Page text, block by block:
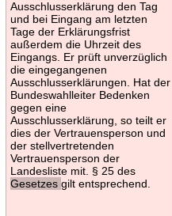
Ausschlusserklärung den Tag
und bei Eingang am letzten
Tage der Erklärungsfrist
außerdem die Uhrzeit des
Eingangs. Er prüft unverzüglich
die eingegangenen
Ausschlusserklärungen. Hat der
Bundeswahlleiter Bedenken
gegen eine
Ausschlusserklärung, so teilt er
dies der Vertrauensperson und
der stellvertretenden
Vertrauensperson der
Landesliste mit. § 25 des
Gesetzes gilt entsprechend.